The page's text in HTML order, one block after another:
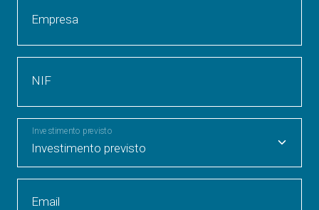
Empresa
NIF
Investimento previsto
Email